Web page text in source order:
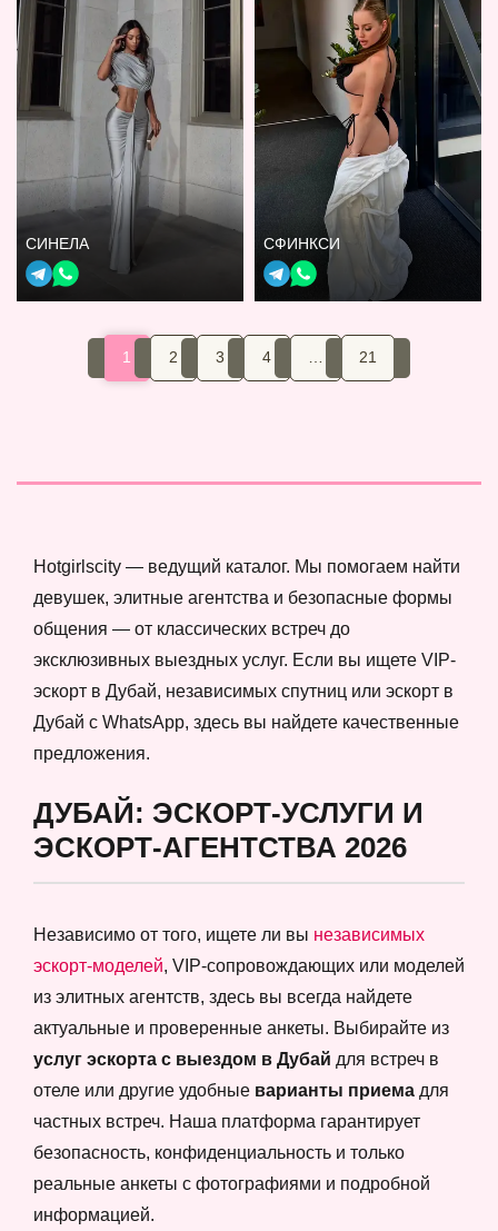
СИНЕЛА СФИНКСИ
1 2 3 4 21
Hotgirlscity — ведущий каталог. Мы помогаем найти
девушек, элитные агентства и безопасные формы
общения — от классических встреч до
эксклюзивных выездных услуг. Если вы ищете VIP-
эскорт в Дубай, независимых спутниц или эскорт в
Дубай с WhatsApp, здесь вы найдете качественные
предложения.
ДУБАЙ: ЭСКОРТ-УСЛУГИ И
ЭСКОРТ-АГЕНТСТВА 2026
Независимо от того, ищете ли вы независимых
эскорт-моделей, VIP-сопровождающих или моделей
из элитных агентств, здесь вы всегда найдете
актуальные и проверенные анкеты. Выбирайте из
услуг эскорта с выездом в Дубай для встреч в
отеле или другие удобные варианты приема для
частных встреч. Наша платформа гарантирует
безопасность, конфиденциальность и только
реальные анкеты с фотографиями и подробной
информацией.